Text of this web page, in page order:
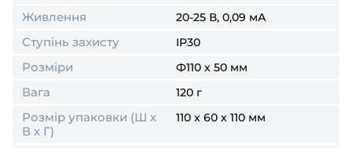
Живлення 20-25 В, 0,09 мА
Ступінь захисту IP30
Розміри Ф110 х 50 мм
Вага 120 г
Розмір упаковки (Ш х
В х Г)
110 x 60 x 110 мм